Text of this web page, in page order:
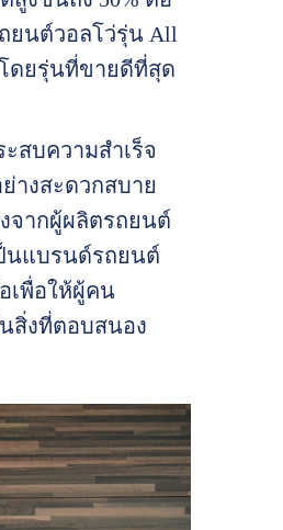
ยนต์วอลโว่รุ่น All
โดยรุ่นที่ขายดีที่สุด
สบความสำเร็จ
างสะดวกสบาย
จากผู้ผลิตรถยนต์
นแบรนด์รถยนต์
เพื่อให้ผู้คน
สิ่งที่ตอบสนอง